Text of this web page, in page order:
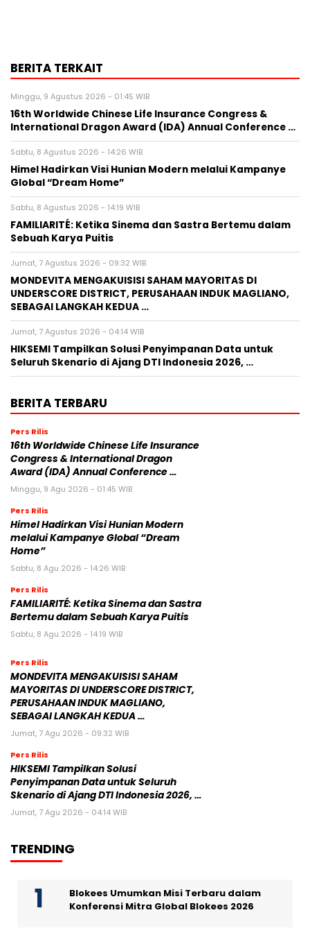
BERITA TERKAIT
Minggu, 9 Agustus 2026 - 01:45 WIB
16th Worldwide Chinese Life Insurance Congress &
International Dragon Award (IDA) Annual Conference …
Sabtu, 8 Agustus 2026 - 14:26 WIB
Himel Hadirkan Visi Hunian Modern melalui Kampanye
Global “Dream Home”
Sabtu, 8 Agustus 2026 - 14:19 WIB
FAMILIARITÉ: Ketika Sinema dan Sastra Bertemu dalam
Sebuah Karya Puitis
Jumat, 7 Agustus 2026 - 09:32 WIB
MONDEVITA MENGAKUISISI SAHAM MAYORITAS DI
UNDERSCORE DISTRICT, PERUSAHAAN INDUK MAGLIANO,
SEBAGAI LANGKAH KEDUA …
Jumat, 7 Agustus 2026 - 04:14 WIB
HIKSEMI Tampilkan Solusi Penyimpanan Data untuk
Seluruh Skenario di Ajang DTI Indonesia 2026, …
BERITA TERBARU
Pers Rilis
16th Worldwide Chinese Life Insurance
Congress & International Dragon
Award (IDA) Annual Conference …
Minggu, 9 Agu 2026 - 01:45 WIB
Pers Rilis
Himel Hadirkan Visi Hunian Modern
melalui Kampanye Global “Dream
Home”
Sabtu, 8 Agu 2026 - 14:26 WIB
Pers Rilis
FAMILIARITÉ: Ketika Sinema dan Sastra
Bertemu dalam Sebuah Karya Puitis
Sabtu, 8 Agu 2026 - 14:19 WIB
Pers Rilis
MONDEVITA MENGAKUISISI SAHAM
MAYORITAS DI UNDERSCORE DISTRICT,
PERUSAHAAN INDUK MAGLIANO,
SEBAGAI LANGKAH KEDUA …
Jumat, 7 Agu 2026 - 09:32 WIB
Pers Rilis
HIKSEMI Tampilkan Solusi
Penyimpanan Data untuk Seluruh
Skenario di Ajang DTI Indonesia 2026, …
Jumat, 7 Agu 2026 - 04:14 WIB
TRENDING
Blokees Umumkan Misi Terbaru dalam
Konferensi Mitra Global Blokees 2026